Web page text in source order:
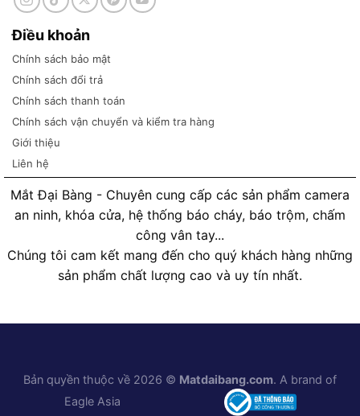
Điều khoản
Chính sách bảo mật
Chính sách đổi trả
Chính sách thanh toán
Chính sách vận chuyển và kiểm tra hàng
Giới thiệu
Liên hệ
Mắt Đại Bàng - Chuyên cung cấp các sản phẩm camera
an ninh, khóa cửa, hệ thống báo cháy, báo trộm, chấm
công vân tay...
Chúng tôi cam kết mang đến cho quý khách hàng những
sản phẩm chất lượng cao và uy tín nhất.
Bản quyền thuộc về 2026 © Matdaibang.com. A brand of
Eagle Asia